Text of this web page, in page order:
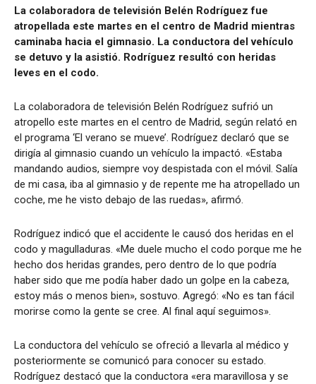
La colaboradora de televisión Belén Rodríguez fue
atropellada este martes en el centro de Madrid mientras
caminaba hacia el gimnasio. La conductora del vehículo
se detuvo y la asistió. Rodríguez resultó con heridas
leves en el codo.
La colaboradora de televisión Belén Rodríguez sufrió un
atropello este martes en el centro de Madrid, según relató en
el programa ‘El verano se mueve’. Rodríguez declaró que se
dirigía al gimnasio cuando un vehículo la impactó. «Estaba
mandando audios, siempre voy despistada con el móvil. Salía
de mi casa, iba al gimnasio y de repente me ha atropellado un
coche, me he visto debajo de las ruedas», afirmó.
Rodríguez indicó que el accidente le causó dos heridas en el
codo y magulladuras. «Me duele mucho el codo porque me he
hecho dos heridas grandes, pero dentro de lo que podría
haber sido que me podía haber dado un golpe en la cabeza,
estoy más o menos bien», sostuvo. Agregó: «No es tan fácil
morirse como la gente se cree. Al final aquí seguimos».
La conductora del vehículo se ofreció a llevarla al médico y
posteriormente se comunicó para conocer su estado.
Rodríguez destacó que la conductora «era maravillosa y se